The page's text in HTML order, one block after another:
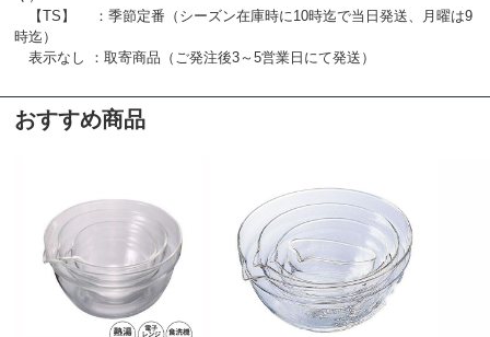
【TS】 ：季節定番（シーズン在庫時に10時迄で当日発送、月曜は9
時迄）
表示なし ：取寄商品（ご発注後3～5営業日にて発送）
おすすめ商品